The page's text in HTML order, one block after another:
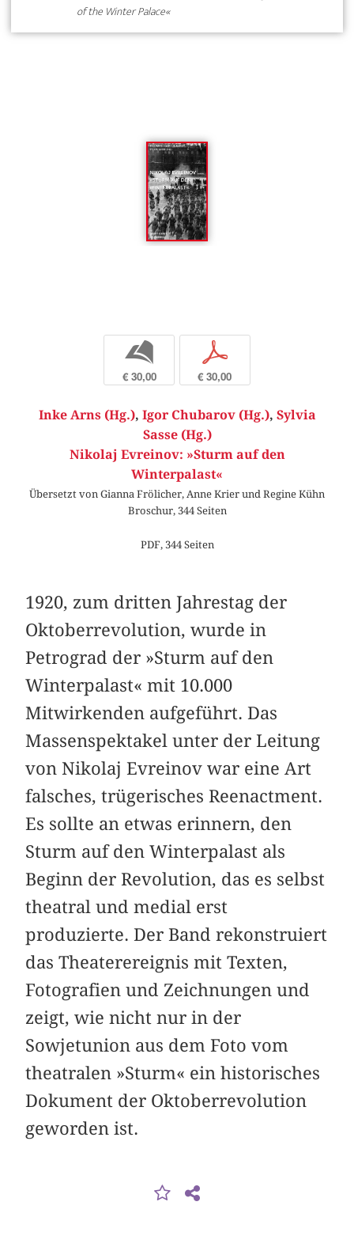
of the Winter Palace«
b
€ 30,00
p
€ 30,00
Inke Arns (Hg.), Igor Chubarov (Hg.), Sylvia
Sasse (Hg.)
Nikolaj Evreinov: »Sturm auf den
Winterpalast«
Übersetzt von Gianna Frölicher, Anne Krier und Regine Kühn
Broschur, 344 Seiten
PDF, 344 Seiten
1920, zum dritten Jahrestag der
Oktoberrevolution, wurde in
Petrograd der »Sturm auf den
Winterpalast« mit 10.000
Mitwirkenden aufgeführt. Das
Massenspektakel unter der Leitung
von Nikolaj Evreinov war eine Art
falsches, trügerisches Reenactment.
Es sollte an etwas erinnern, den
Sturm auf den Winterpalast als
Beginn der Revolution, das es selbst
theatral und medial erst
produzierte. Der Band rekonstruiert
das Theaterereignis mit Texten,
Fotografien und Zeichnungen und
zeigt, wie nicht nur in der
Sowjetunion aus dem Foto vom
theatralen »Sturm« ein historisches
Dokument der Oktober­revolution
geworden ist.